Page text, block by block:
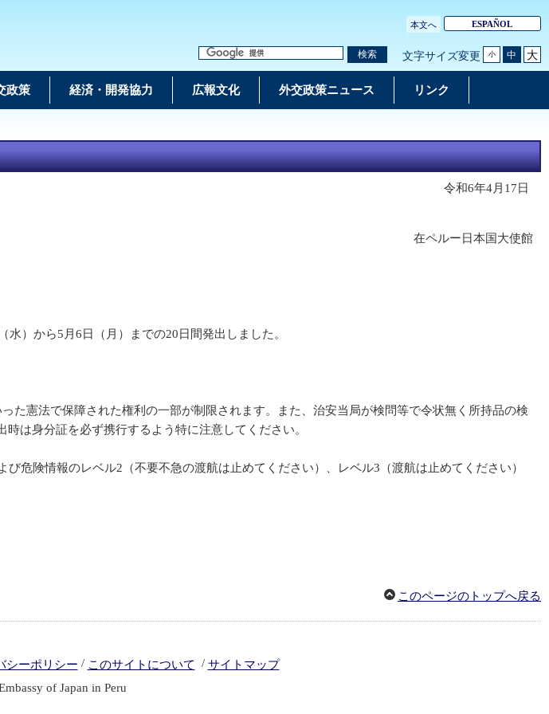
本文へ ESPAÑOL
検索 文字サイズ変更 小 中 大
政策 経済・開発協力 広報文化 外交政策ニュース リンク
令和6年4月17日
在ペルー日本国大使館
）から5月6日（月）までの20日間発出しました。
憲法で保障された権利の一部が制限されます。また、治安当局が検問等で令状無く所持品の検
は身分証を必ず携行するよう特に注意してください。
険情報のレベル2（不要不急の渡航は止めてください）、レベル3（渡航は止めてください）
このページのトップへ戻る
シーポリシー / このサイトについて / サイトマップ
of Japan in Peru